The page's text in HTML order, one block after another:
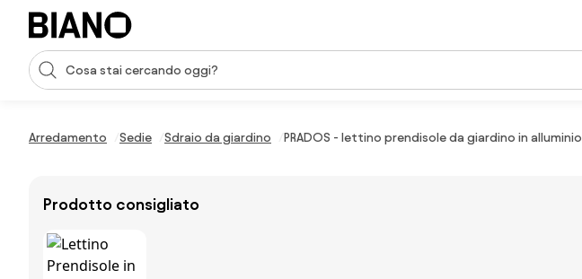
Salta la navigazione, vai al contenuto
Input della ricerca
Arredamento Sedie Sdraio da giardino PRADOS - lettino prendisole da giardino in alluminio
Prodotto consigliato